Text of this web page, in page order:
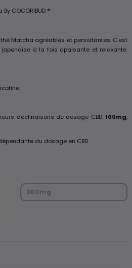
COCORIBUD ®
Matcha agréables et persistantes. C'est
japonaise à la fois apaisante et relaxante.
déclinaisons de dosage CBD: 100mg,
du dosage en CBD.
300mg